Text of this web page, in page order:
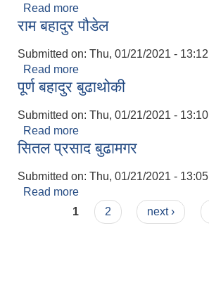
Read more
राम बहादुर पौडेल
Submitted on: Thu, 01/21/2021 - 13:12
Read more
पूर्ण बहादुर बुढाथोकी
Submitted on: Thu, 01/21/2021 - 13:10
Read more
सितल प्रसाद बुढामगर
Submitted on: Thu, 01/21/2021 - 13:05
Read more
Pages
1 2 next ›